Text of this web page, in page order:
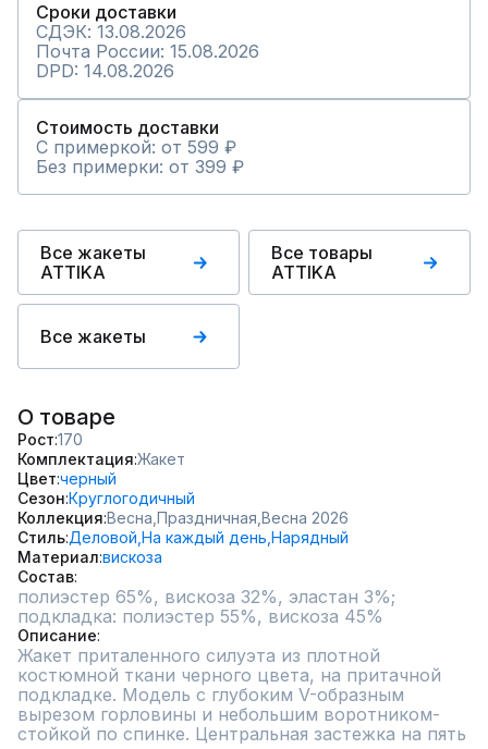
Сроки доставки
СДЭК: 13.08.2026
Почта России: 15.08.2026
DPD: 14.08.2026
Стоимость доставки
С примеркой: от 599 ₽
Без примерки: от 399 ₽
Все жакеты
ATTIKA
Все товары
ATTIKA
Все жакеты
О товаре
Рост 170
Комплектация Жакет
Цвет черный
Сезон Круглогодичный
Коллекция Весна, Праздничная, Весна 2026
Стиль Деловой, На каждый день, Нарядный
Материал вискоза
Состав
полиэстер 65%, вискоза 32%, эластан 3%;
подкладка: полиэстер 55%, вискоза 45%
Описание
Жакет приталенного силуэта из плотной
костюмной ткани черного цвета, на притачной
подкладке. Модель с глубоким V-образным
вырезом горловины и небольшим воротником-
стойкой по спинке. Центральная застежка на пять